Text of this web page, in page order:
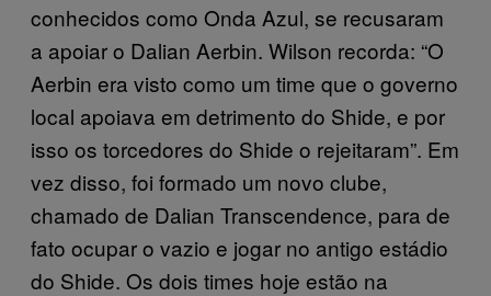
conhecidos como Onda Azul, se recusaram
a apoiar o Dalian Aerbin. Wilson recorda: “O
Aerbin era visto como um time que o governo
local apoiava em detrimento do Shide, e por
isso os torcedores do Shide o rejeitaram”. Em
vez disso, foi formado um novo clube,
chamado de Dalian Transcendence, para de
fato ocupar o vazio e jogar no antigo estádio
do Shide. Os dois times hoje estão na